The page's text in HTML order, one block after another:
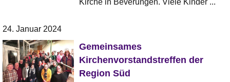
24. Januar 2024
Gemeinsames
Kirchenvorstandstreffen der
Region Süd